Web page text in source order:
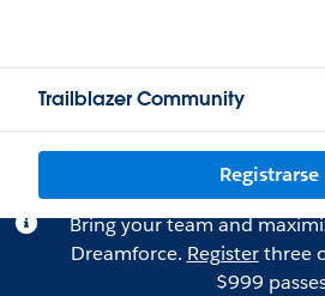
Trailblazer Community
Registrarse
Bring your team and
Dreamforce. Registerthree
$999